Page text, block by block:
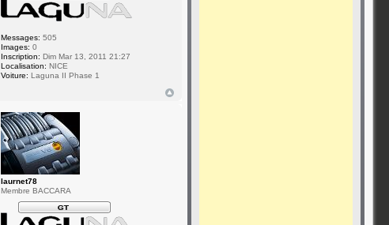
Messages: 505
Images: 0
Inscription: Dim Mar 13, 2011 21:27
Localisation: NICE
Voiture: Laguna II Phase 1
laurnet78
Membre BACCARA